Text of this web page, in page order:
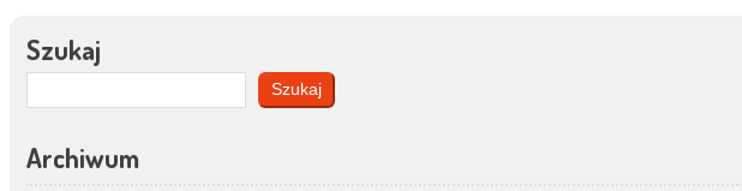
Szukaj
Szukaj
Archiwum